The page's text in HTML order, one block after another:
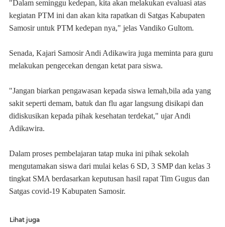
"Dalam seminggu kedepan, kita akan melakukan evaluasi atas
kegiatan PTM ini dan akan kita rapatkan di Satgas Kabupaten
Samosir untuk PTM kedepan nya," jelas Vandiko Gultom.
Senada, Kajari Samosir Andi Adikawira juga meminta para guru
melakukan pengecekan dengan ketat para siswa.
"Jangan biarkan pengawasan kepada siswa lemah,bila ada yang
sakit seperti demam, batuk dan flu agar langsung disikapi dan
didiskusikan kepada pihak kesehatan terdekat," ujar Andi
Adikawira.
Dalam proses pembelajaran tatap muka ini pihak sekolah
mengutamakan siswa dari mulai kelas 6 SD, 3 SMP dan kelas 3
tingkat SMA berdasarkan keputusan hasil rapat Tim Gugus dan
Satgas covid-19 Kabupaten Samosir.
Lihat juga